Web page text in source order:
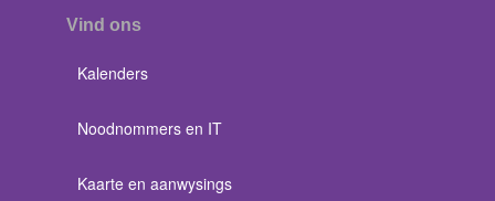
Vind ons
Kalenders
Noodnommers en IT
Kaarte en aanwysings